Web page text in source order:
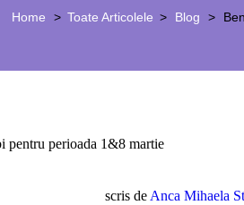
Home Toate Articolele Blog
scris deAnca Mihaela